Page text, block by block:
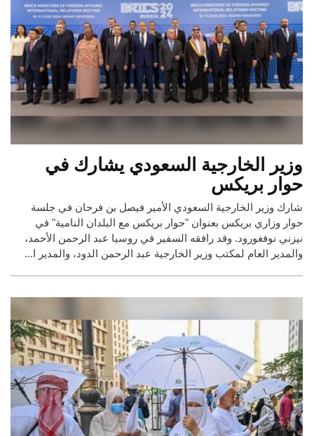
وزير الخارجية السعودي يشارك في
حوار بريكس
شارك وزير الخارجية السعودي الأمير فيصل بن فرحان في جلسة
حوار وزاري بريكس بعنوان "حوار بريكس مع البلدان النامية" في
نيزني نوفغورود. وقد رافقه السفير في روسيا عبد الرحمن الأحمد،
والمدير العام لمكتب وزير الخارجية عبد الرحمن الدود، والمدير ا...